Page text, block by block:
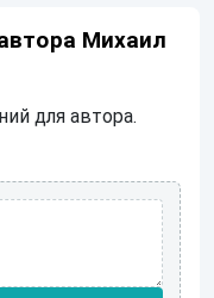
Михаил
для автора.